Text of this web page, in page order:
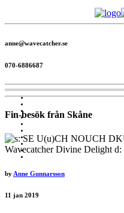
anne@wavecatcher.se
070-6886687
Fin-besök från Skåne
by Anne Gunnarsson
11 jan 2019